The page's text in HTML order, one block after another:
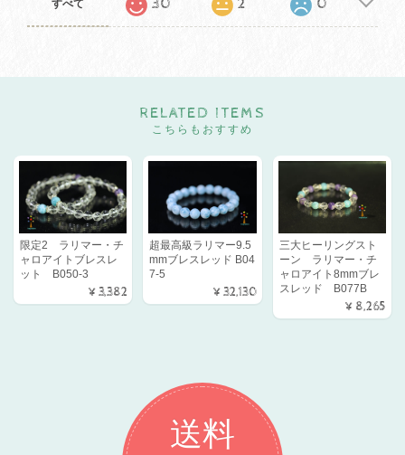
すべて 30 2 0
RELATED ITEMS
こちらもおすすめ
限定2 ラリマー・チ
ャロアイトブレスレ
ット B050-3
¥3,382
超最高級ラリマー9.5
mmブレスレッド B04
7-5
¥32,130
三大ヒーリングスト
ーン ラリマー・チ
ャロアイト8mmブレ
スレッド B077B
¥8,265
送料